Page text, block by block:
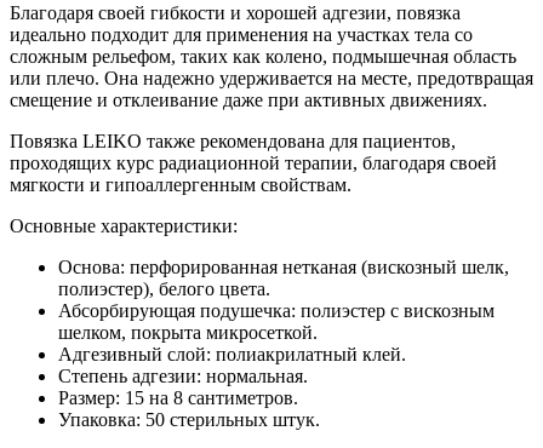
Благодаря своей гибкости и хорошей адгезии, повязка
идеально подходит для применения на участках тела со
сложным рельефом, таких как колено, подмышечная область
или плечо. Она надежно удерживается на месте, предотвращая
смещение и отклеивание даже при активных движениях.
Повязка LEIKO также рекомендована для пациентов,
проходящих курс радиационной терапии, благодаря своей
мягкости и гипоаллергенным свойствам.
Основные характеристики:
Основа: перфорированная нетканая (вискозный шелк,
полиэстер), белого цвета.
Абсорбирующая подушечка: полиэстер с вискозным
шелком, покрыта микросеткой.
Адгезивный слой: полиакрилатный клей.
Степень адгезии: нормальная.
Размер: 15 на 8 сантиметров.
Упаковка: 50 стерильных штук.